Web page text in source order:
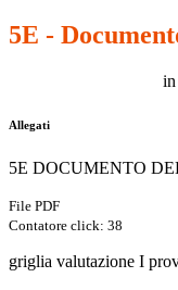
5E -
in
Allegati
5E DOCUMENTO
File PDF
Contatore click: 38
griglia valutazione I